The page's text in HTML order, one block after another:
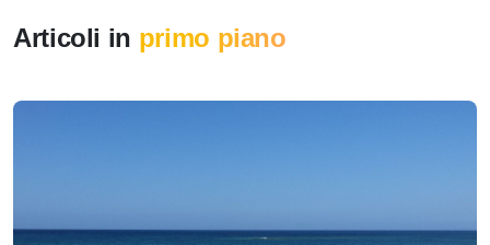
Articoli in primo piano